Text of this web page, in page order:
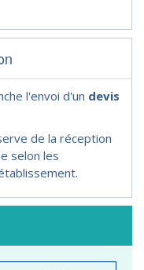
l'envoi d'un devis
de la réception
selon les